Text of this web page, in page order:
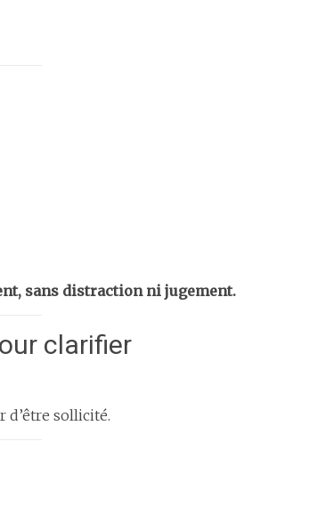
sans distraction ni jugement.
clarifier
d’être sollicité.